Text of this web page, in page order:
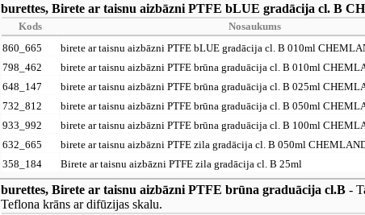
burettes, Birete ar taisnu aizbāzni PTFE bLUE gradācija cl. B
Kods Nosaukums
860_665
birete ar taisnu aizbāzni PTFE bLUE gradācija cl. B 010ml
798_462
birete ar taisnu aizbāzni PTFE brūna graduācija cl. B 010ml
648_147
birete ar taisnu aizbāzni PTFE brūna graduācija cl. B 025ml
732_812
birete ar taisnu aizbāzni PTFE brūna graduācija cl. B 050ml
933_992
birete ar taisnu aizbāzni PTFE brūna graduācija cl. B 100ml
632_665
birete ar taisnu aizbāzni PTFE zila gradācija cl. B 050ml
358_184
Birete ar taisnu aizbāzni PTFE zila gradācija cl. B 25ml
burettes, Birete ar taisnu aizbāzni PTFE brūna graduācija cl.B -
Teflona krāns ar difūzijas skalu.